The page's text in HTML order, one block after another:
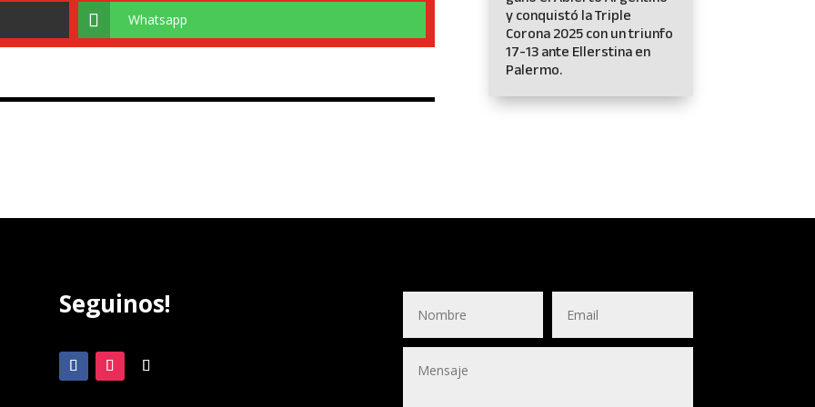
Whatsapp
y conquistó la Triple
Corona 2025 con un triunfo
17-13 ante Ellerstina en
Palermo.
Seguinos!